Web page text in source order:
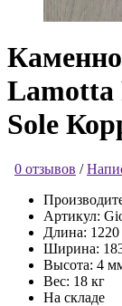
Lamotta
Sole
0 отзывов /
Артикул:
Длина:
Ширина:
Высота: 4
Вес: 18 кг
На складе